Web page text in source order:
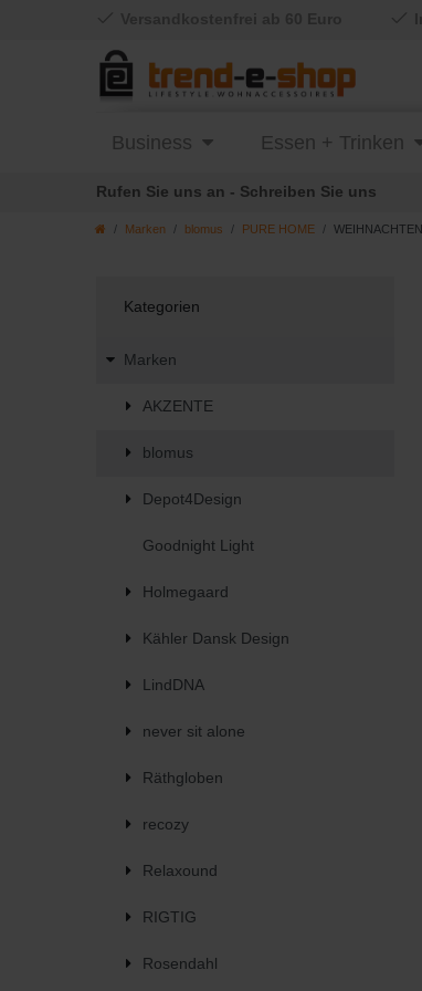
Marken blomus PURE HOME WEIHNACHTEN
Business Essen + Trinken
Rufen Sie uns an - Schreiben Sie uns
Kategorien
Marken
AKZENTE
blomus
Depot4Design
Goodnight Light
Holmegaard
Kähler Dansk Design
LindDNA
never sit alone
Räthgloben
recozy
Relaxound
RIGTIG
Rosendahl